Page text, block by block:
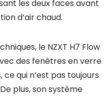
les deux faces avant
d’air chaud.
le NZXT H7 Flow
des fenêtres en verre
qui n’est pas toujours
plus, son système